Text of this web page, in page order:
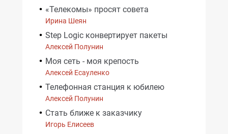
«Телекомы» просят совета
Ирина Шеян
Step Logic конвертирует пакеты
Алексей Полунин
Моя сеть - моя крепость
Алексей Есауленко
Телефонная станция к юбилею
Алексей Полунин
Стать ближе к заказчику
Игорь Елисеев